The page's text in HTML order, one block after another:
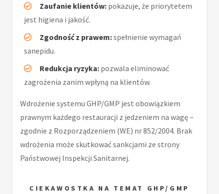
Zaufanie klientów: pokazuje, że priorytetem
jest higiena i jakość.
Zgodność z prawem:spełnienie wymagań
sanepidu.
Redukcja ryzyka: pozwala eliminować
zagrożenia zanim wpłyną na klientów.
Wdrożenie systemu GHP/GMP jest obowiązkiem
prawnym każdego restauracji z jedzeniem na wagę –
zgodnie z Rozporządzeniem (WE) nr 852/2004. Brak
wdrożenia może skutkować sankcjami ze strony
Państwowej Inspekcji Sanitarnej.
CIEKAWOSTKA NA TEMAT GHP/GMP